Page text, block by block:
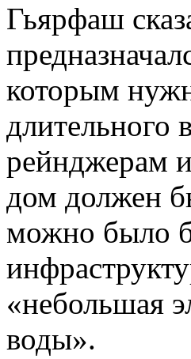
Гьярфаш
которым
рейнджерам
дом должен
можно было
«небольшая
воды».